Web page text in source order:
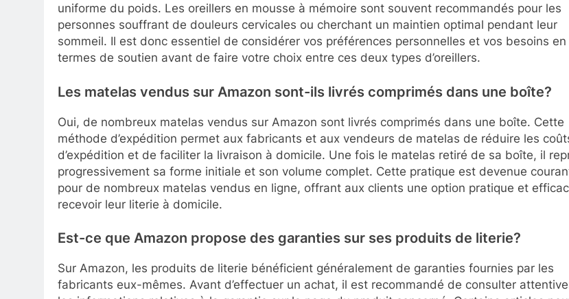
uniforme du poids. Les oreillers en mousse à mémoire sont souvent recommandés pour les
personnes souffrant de douleurs cervicales ou cherchant un maintien optimal pendant leur
sommeil. Il est donc essentiel de considérer vos préférences personnelles et vos besoins en
termes de soutien avant de faire votre choix entre ces deux types d’oreillers.
Les matelas vendus sur Amazon sont-ils livrés comprimés dans une boîte?
Oui, de nombreux matelas vendus sur Amazon sont livrés comprimés dans une boîte. Cette
méthode d’expédition permet aux fabricants et aux vendeurs de matelas de réduire les
d’expédition et de faciliter la livraison à domicile. Une fois le matelas retiré de sa boîte, il
progressivement sa forme initiale et son volume complet. Cette pratique est devenue
pour de nombreux matelas vendus en ligne, offrant aux clients une option pratique et
recevoir leur literie à domicile.
Est-ce que Amazon propose des garanties sur ses produits de literie?
Sur Amazon, les produits de literie bénéficient généralement de garanties fournies par les
fabricants eux-mêmes. Avant d’effectuer un achat, il est recommandé de consulter